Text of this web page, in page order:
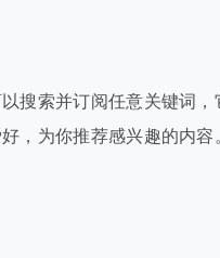
搜索并订阅任意关键词
，为你推荐感兴趣的内